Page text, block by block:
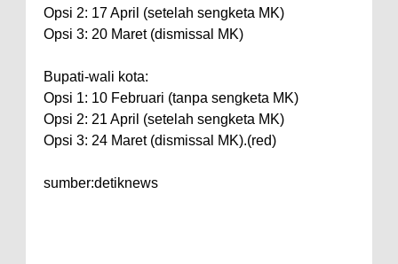
Opsi 2: 17 April (setelah sengketa MK)
Opsi 3: 20 Maret (dismissal MK)
Bupati-wali kota:
Opsi 1: 10 Februari (tanpa sengketa MK)
Opsi 2: 21 April (setelah sengketa MK)
Opsi 3: 24 Maret (dismissal MK).(red)
sumber:detiknews